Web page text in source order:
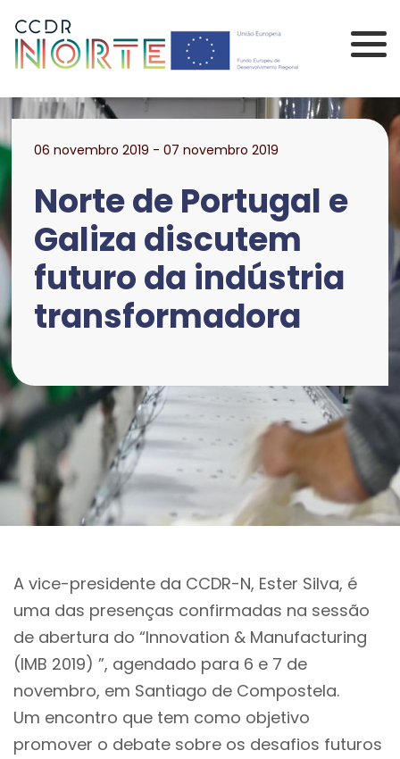
Comissão de
06 novembro 2019 - 07 novembro 2019
Norte de Portugal e
Galiza discutem
futuro da indústria
transformadora
A vice-presidente da CCDR-N, Ester Silva, é
uma das presenças confirmadas na sessão
de abertura do “Innovation & Manufacturing
(IMB 2019) ”, agendado para 6 e 7 de
novembro, em Santiago de Compostela.
Um encontro que tem como objetivo
promover o debate sobre os desafios futuros